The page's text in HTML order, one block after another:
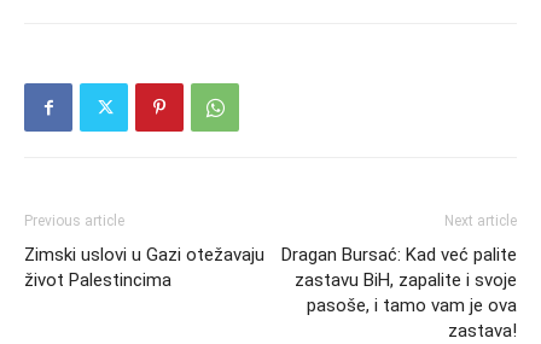
Previous article
Zimski uslovi u Gazi otežavaju
život Palestincima
Next article
Dragan Bursać: Kad već palite
zastavu BiH, zapalite i svoje
pasoše, i tamo vam je ova
zastava!